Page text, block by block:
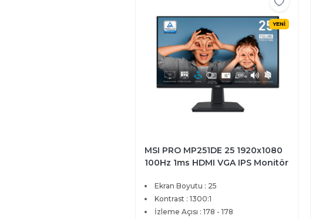
YENİ
MSI PRO MP251DE 25 1920x1080
100Hz 1ms HDMI VGA IPS Monitör
Ekran Boyutu : 25
Kontrast : 1300:1
İzleme Açısı : 178 - 178